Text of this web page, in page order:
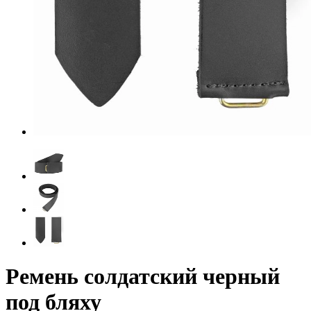
Ремень солдатский черный
под бляху